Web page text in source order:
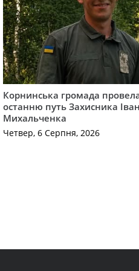
Корнинська громада
останню путь Захисника
Михальченка
Четвер, 6 Серпня, 2026